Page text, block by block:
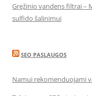
Gręžinio vandens filtrai –
sulfido šalinimui
SEO PASLAUGOS
Namui rekomenduojami